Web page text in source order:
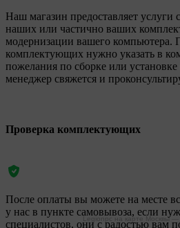
Наш магазин предоставляет услуги
наших или частично ваших
модернизации вашего компьютера.
комплектующих нужно указать в
пожелания по сборке или
менеджер свяжется и
Проверка комплектующих
После оплаты вы можете на месте
у нас в пункте самовывоза, если
специалистов, они с радостью вам
Legionpc на карте Москвы